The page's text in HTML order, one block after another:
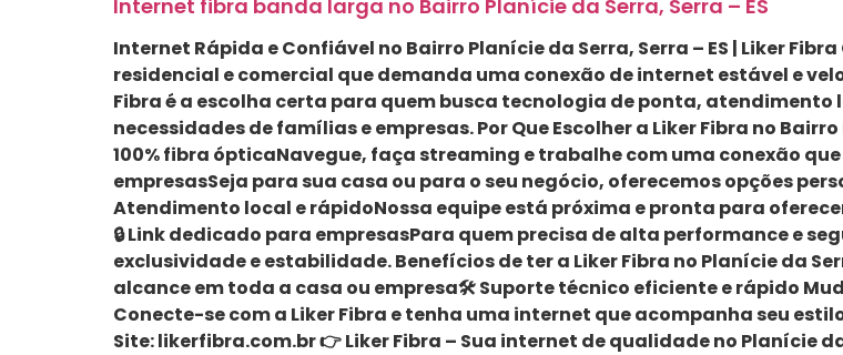
Internet fibra banda larga no Bairro Planície da Serra, Serra – ES
Internet Rápida e Confiável no Bairro Planície da Serra, Serra – ES | Liker
residencial e comercial que demanda uma conexão de internet estável e
Fibra é a escolha certa para quem busca tecnologia de ponta, atendimento
necessidades de famílias e empresas. Por Que Escolher a Liker Fibra no
100% fibra ópticaNavegue, faça streaming e trabalhe com uma conexão
empresasSeja para sua casa ou para o seu negócio, oferecemos opções
Atendimento local e rápidoNossa equipe está próxima e pronta para
🔒 Link dedicado para empresasPara quem precisa de alta performance e
exclusividade e estabilidade. Benefícios de ter a Liker Fibra no Planície da
alcance em toda a casa ou empresa🛠 Suporte técnico eficiente e rápido
Conecte-se com a Liker Fibra e tenha uma internet que acompanha seu
Site: likerfibra.com.br 👉 Liker Fibra – Sua internet de qualidade no Planície